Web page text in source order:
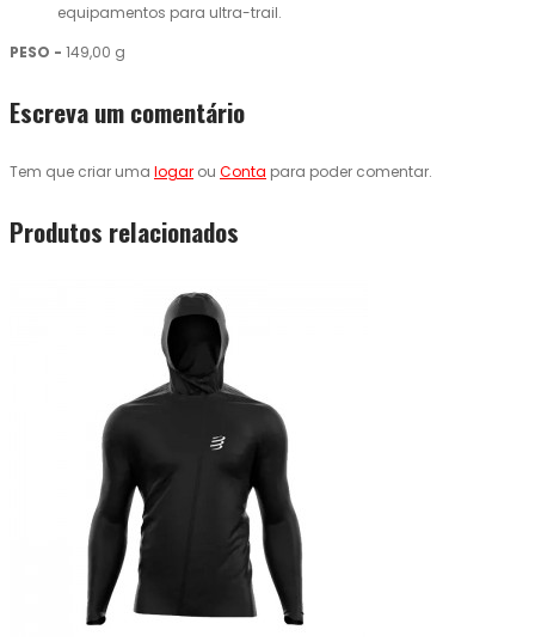
equipamentos para ultra-trail.
PESO - 149,00 g
Escreva um comentário
Tem que criar uma logar ou Conta para poder comentar.
Produtos relacionados